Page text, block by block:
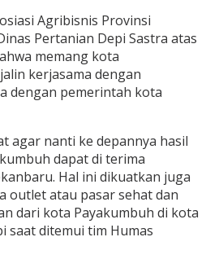
Agribisnis Provinsi
Pertanian Depi Sastra atas
memang kota
kerjasama dengan
dengan pemerintah kota
agar nanti ke depannya hasil
dapat di terima
Hal ini dikuatkan juga
outlet atau pasar sehat dan
dari kota Payakumbuh di kota
saat ditemui tim Humas